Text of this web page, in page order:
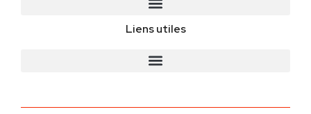
Liens utiles